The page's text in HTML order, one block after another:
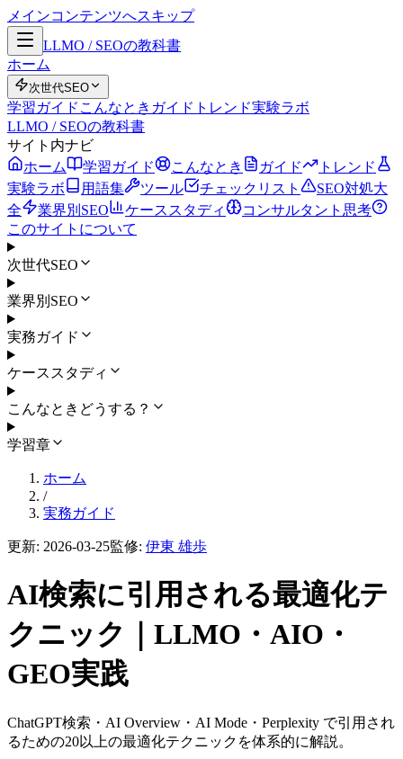
メインコンテンツへスキップ
LLMO / SEOの教科書
ホーム
次世代SEO
学習ガイド こんなとき ガイド トレンド実験ラボ
LLMO / SEOの教科書
サイト内ナビ
ホーム
学習ガイド こんなとき ガイド
トレンド
実験ラボ
用語集 ツール チェックリスト
SEO対処大
全
業界別SEO ケーススタディ
コンサルタント思考
このサイトについて
次世代SEO
業界別SEO
実務ガイド
ケーススタディ
こんなときどうする？
学習章
ホーム
/
実務ガイド
更新: 2026-03-25監修: 伊東 雄歩
AI検索に引用される最適化テ
クニック｜LLMO・AIO・
GEO実践
ChatGPT検索・AI Overview・AI Mode・Perplexity で引用され
るための20以上の最適化テクニックを体系的に解説。